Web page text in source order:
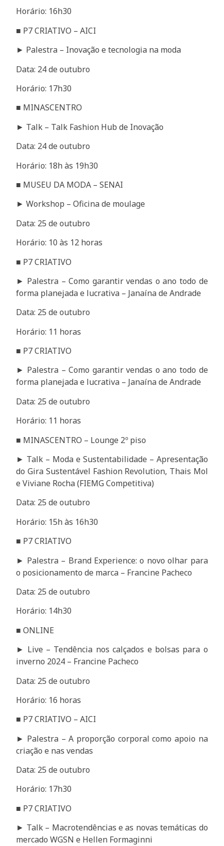
Horário: 16h30
■ P7 CRIATIVO – AICI
► Palestra – Inovação e tecnologia na moda
Data: 24 de outubro
Horário: 17h30
■ MINASCENTRO
► Talk – Talk Fashion Hub de Inovação
Data: 24 de outubro
Horário: 18h às 19h30
■ MUSEU DA MODA – SENAI
► Workshop – Oficina de moulage
Data: 25 de outubro
Horário: 10 às 12 horas
■ P7 CRIATIVO
► Palestra – Como garantir vendas o ano todo de
forma planejada e lucrativa – Janaína de Andrade
Data: 25 de outubro
Horário: 11 horas
■ P7 CRIATIVO
► Palestra – Como garantir vendas o ano todo de
forma planejada e lucrativa – Janaína de Andrade
Data: 25 de outubro
Horário: 11 horas
■ MINASCENTRO – Lounge 2º piso
► Talk – Moda e Sustentabilidade – Apresentação
do Gira Sustentável Fashion Revolution, Thais Mol
e Viviane Rocha (FIEMG Competitiva)
Data: 25 de outubro
Horário: 15h às 16h30
■ P7 CRIATIVO
► Palestra – Brand Experience: o novo olhar para
o posicionamento de marca – Francine Pacheco
Data: 25 de outubro
Horário: 14h30
■ ONLINE
► Live – Tendência nos calçados e bolsas para o
inverno 2024 – Francine Pacheco
Data: 25 de outubro
Horário: 16 horas
■ P7 CRIATIVO – AICI
► Palestra – A proporção corporal como apoio na
criação e nas vendas
Data: 25 de outubro
Horário: 17h30
■ P7 CRIATIVO
► Talk – Macrotendências e as novas temáticas do
mercado WGSN e Hellen Formaginni